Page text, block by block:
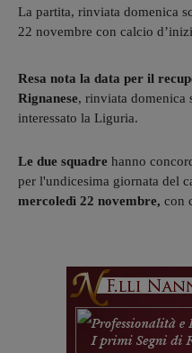
La partita, rinviata domenica
22 novembre con calcio
Resa nota la data per il
Rignanese, rinviata domenica
interessato la Liguria.
Le due squadre hanno
per l'undicesima giornata del
mercoledì 22 novembre, con